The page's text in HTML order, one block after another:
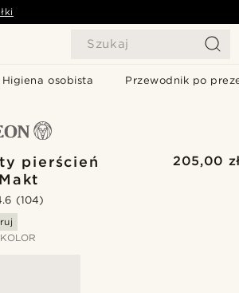
Szukaj
Higiena osobista Przewodnik po
pierścień
205,00 zł
(104)